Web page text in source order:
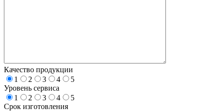
Качество продукции
1
2 3 4
5
Уровень сервиса
1
2 3 4
5
Срок изготовления